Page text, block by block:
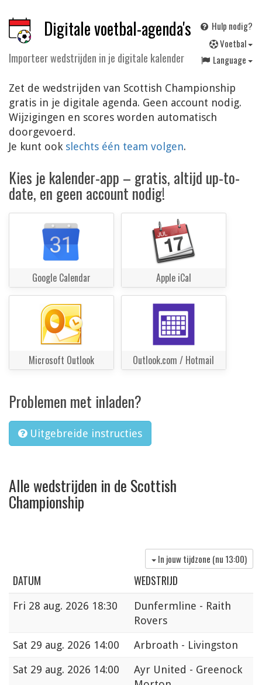
Digitale voetbal-agenda's
Importeer wedstrijden in je digitale kalender
Hulp nodig?
Voetbal
Language
Zet de wedstrijden van Scottish Championship
gratis in je digitale agenda. Geen account nodig.
Wijzigingen en scores worden automatisch
doorgevoerd.
Je kunt ook slechts één team volgen.
Kies je kalender-app – gratis, altijd up-to-
date, en geen account nodig!
Google Calendar Apple iCal
Microsoft Outlook Outlook.com / Hotmail
Problemen met inladen?
Uitgebreide instructies
Alle wedstrijden in de Scottish
Championship
In jouw tijdzone (nu 13:00)
DATUM WEDSTRIJD
Fri 28 aug. 2026 18:30
Dunfermline - Raith
Rovers
Sat 29 aug. 2026 14:00
Arbroath - Livingston
Sat 29 aug. 2026 14:00
Ayr United - Greenock